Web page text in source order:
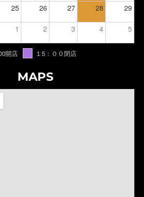
25 26 27 28 29
1 2 3 4 5
開店 １5：００閉店
MAPS